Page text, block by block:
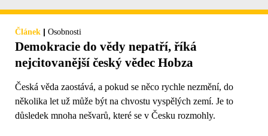
Článek | Osobnosti
Demokracie do vědy nepatří, říká
nejcitovanější český vědec Hobza
Česká věda zaostává, a pokud se něco rychle nezmění, do
několika let už může být na chvostu vyspělých zemí. Je to
důsledek mnoha nešvarů, které se v Česku rozmohly.